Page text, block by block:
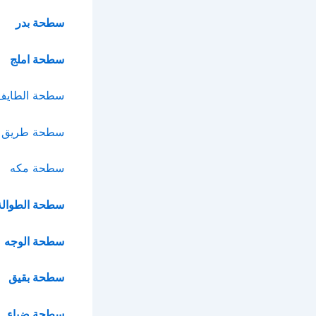
سطحة بدر
سطحة املج
سطحة
سطحة طريق
سطحة مكه
سطحة
سطحة الوجه
سطحة بقيق